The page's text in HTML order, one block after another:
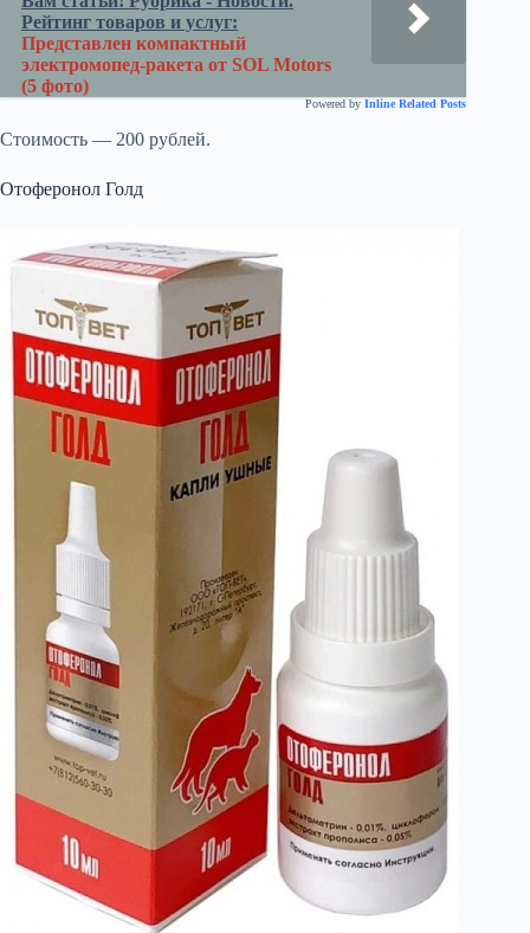
Рейтинг товаров и услуг:
Представлен компактный
электромопед-ракета от SOL Motors
(5 фото)
Powered by Inline Related Posts
Стоимость — 200 рублей.
Отоферонол Голд